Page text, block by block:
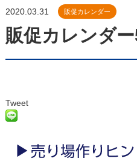
2020.03.31 販促カレンダー
販促カレンダ
Tweet